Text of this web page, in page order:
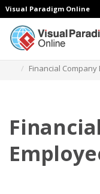
Visual Paradigm Online
Financial